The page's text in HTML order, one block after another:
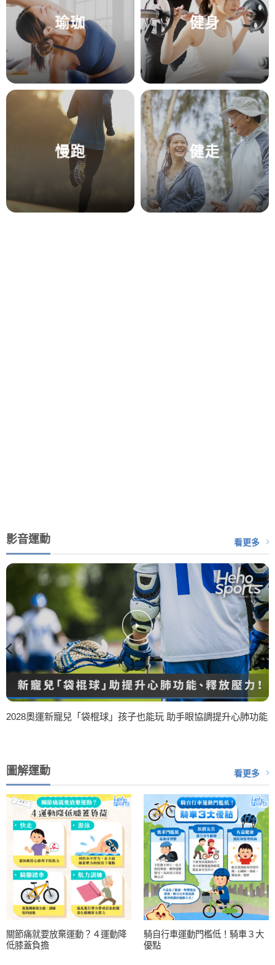
瑜珈 健身
慢跑 健走
影音運動 看更多
2028奧運新寵兒「袋棍球」孩子也能玩 助手眼協調提升心肺功能
圖解運動 看更多
關節痛就要放棄運動？４運動降
低膝蓋負擔
騎自行車運動門檻低！騎車３大
優點